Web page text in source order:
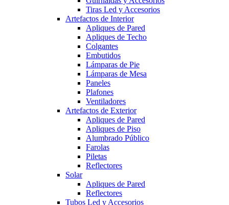
Tiras Led y Accesorios
Artefactos de Interior
Apliques de Pared
Apliques de Techo
Colgantes
Embutidos
Lámparas de Pie
Lámparas de Mesa
Paneles
Plafones
Ventiladores
Artefactos de Exterior
Apliques de Pared
Apliques de Piso
Alumbrado Público
Farolas
Piletas
Reflectores
Solar
Apliques de Pared
Reflectores
Tubos Led y Accesorios